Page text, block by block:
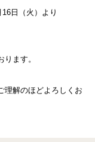
日（火）より
ます。
理解のほどよろしくお